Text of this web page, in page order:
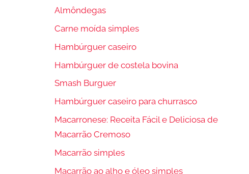
Almôndegas
Carne moída simples
Hambúrguer caseiro
Hambúrguer de costela bovina
Smash Burguer
Hambúrguer caseiro para churrasco
Macarronese: Receita Fácil e Deliciosa de
Macarrão Cremoso
Macarrão simples
Macarrão ao alho e óleo simples